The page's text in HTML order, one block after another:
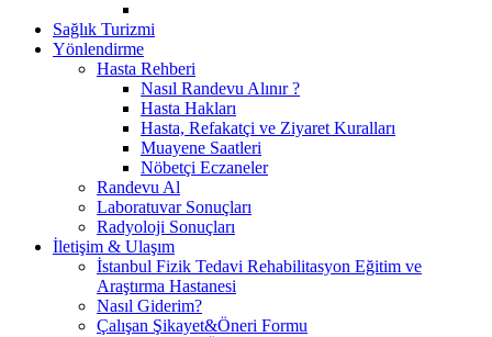
Sağlık Turizmi
Yönlendirme
Hasta Rehberi
Nasıl Randevu Alınır ?
Hasta Hakları
Hasta, Refakatçi ve Ziyaret Kuralları
Muayene Saatleri
Nöbetçi Eczaneler
Randevu Al
Laboratuvar Sonuçları
Radyoloji Sonuçları
İletişim & Ulaşım
İstanbul Fizik Tedavi Rehabilitasyon Eğitim ve
Araştırma Hastanesi
Nasıl Giderim?
Çalışan Şikayet&Öneri Formu